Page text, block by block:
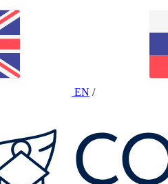
EN /